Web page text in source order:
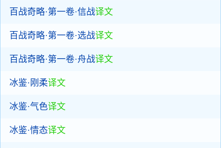
百战奇略·第一卷·信战译文
百战奇略·第一卷·选战译文
百战奇略·第一卷·舟战译文
冰鉴·刚柔译文
冰鉴·气色译文
冰鉴·情态译文